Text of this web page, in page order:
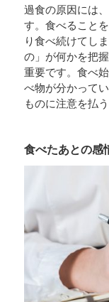
過食の原因には
す。食べること
り食べ続けてし
の」が何かを把
重要です。食べ
べ物が分かって
ものに注意を払
食べたあとの感